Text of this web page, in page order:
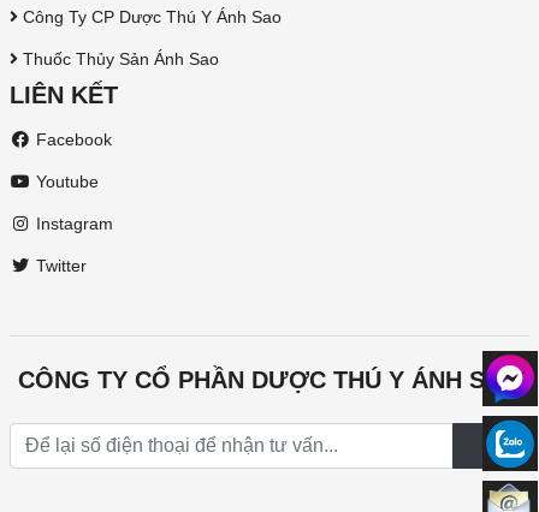
Công Ty CP Dược Thú Y Ánh Sao
Thuốc Thủy Sản Ánh Sao
LIÊN KẾT
Facebook
Youtube
Instagram
Twitter
CÔNG TY CỔ PHẦN DƯỢC THÚ Y ÁNH SAO